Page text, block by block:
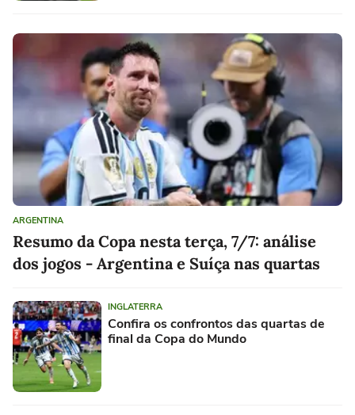
ARGENTINA
Resumo da Copa nesta terça, 7/7: análise
dos jogos - Argentina e Suíça nas quartas
INGLATERRA
Confira os confrontos das quartas de
final da Copa do Mundo